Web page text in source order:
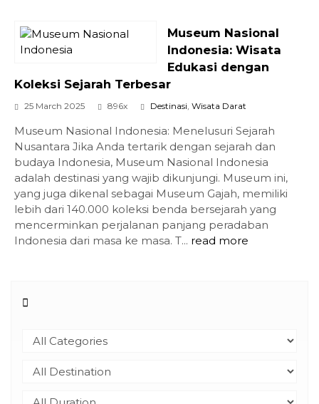
Museum Nasional
Indonesia: Wisata
Edukasi dengan
Koleksi Sejarah Terbesar
25 March 2025 896x Destinasi Wisata Darat
Museum Nasional Indonesia: Menelusuri Sejarah
Nusantara Jika Anda tertarik dengan sejarah dan
budaya Indonesia, Museum Nasional Indonesia
adalah destinasi yang wajib dikunjungi. Museum ini,
yang juga dikenal sebagai Museum Gajah, memiliki
lebih dari 140.000 koleksi benda bersejarah yang
mencerminkan perjalanan panjang peradaban
Indonesia dari masa ke masa. T... read more